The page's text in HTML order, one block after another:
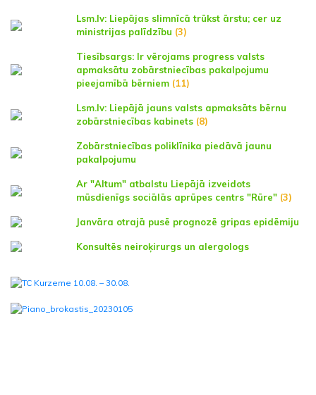
Lsm.lv: Liepājas slimnīcā trūkst ārstu; cer uz
ministrijas palīdzību (3)
Tiesībsargs: Ir vērojams progress valsts
apmaksātu zobārstniecības pakalpojumu
pieejamībā bērniem (11)
Lsm.lv: Liepājā jauns valsts apmaksāts bērnu
zobārstniecības kabinets (8)
Zobārstniecības poliklīnika piedāvā jaunu
pakalpojumu
Ar "Altum" atbalstu Liepājā izveidots
mūsdienīgs sociālās aprūpes centrs "Rūre" (3)
Janvāra otrajā pusē prognozē gripas epidēmiju
Konsultēs neiroķirurgs un alergologs